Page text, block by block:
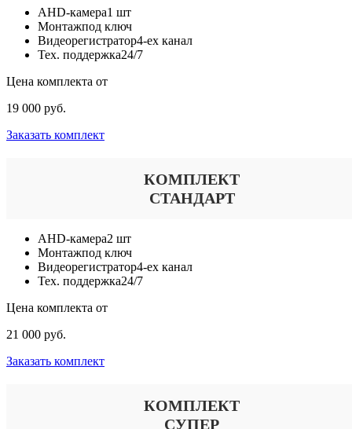
AHD-камера1 шт
Монтажпод ключ
Видеорегистратор4-ех канал
Тех. поддержка24/7
Цена комплекта от
19 000 руб.
Заказать комплект
КОМПЛЕКТ
СТАНДАРТ
AHD-камера2 шт
Монтажпод ключ
Видеорегистратор4-ех канал
Тех. поддержка24/7
Цена комплекта от
21 000 руб.
Заказать комплект
КОМПЛЕКТ
СУПЕР